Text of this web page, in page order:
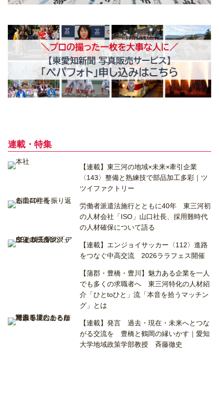
連載・特集
【連載】東三河の地域×未来×牽引企業
〈143〉整備と熟練技で部品加工多彩｜ツ
ツイファクトリー
労働者派遣法施行とともに40年 東三河初
の人材会社「ISO」山口社長、採用難時代
の人材確保について語る
【連載】エンジョイサッカー〈112〉進路
をつなぐ中高交流 2026ララフェス開催
【蒲郡・豊橋・豊川】魅力ある企業を一人
でも多くの求職者へ 東三河特化の人材紹
介「ひとtoひと」流「本音を拾うマッチン
グ」とは
【連載】発言 過去・現在・未来へとつな
がる交流を 豊橋と鶴岡の縁いかす｜愛知
大学地域政策学部教授 斉藤徹史